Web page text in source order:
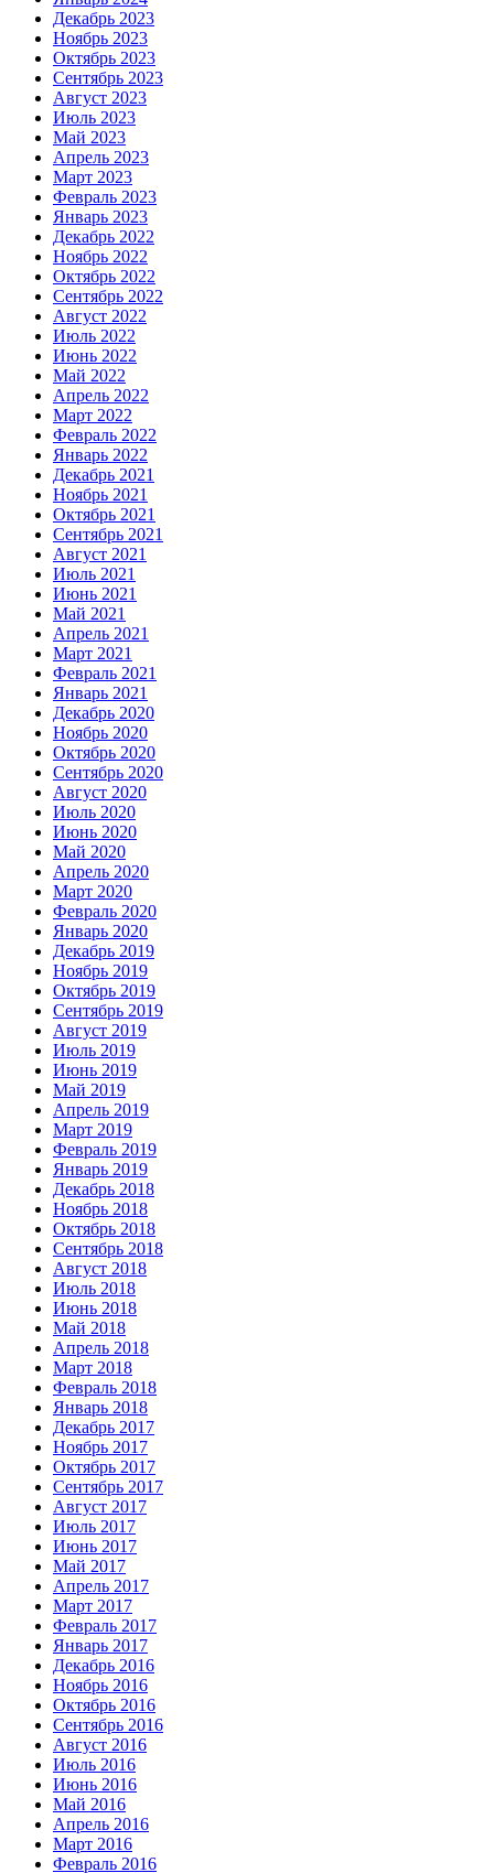
Декабрь 2023
Ноябрь 2023
Октябрь 2023
Сентябрь 2023
Август 2023
Июль 2023
Май 2023
Апрель 2023
Март 2023
Февраль 2023
Январь 2023
Декабрь 2022
Ноябрь 2022
Октябрь 2022
Сентябрь 2022
Август 2022
Июль 2022
Июнь 2022
Май 2022
Апрель 2022
Март 2022
Февраль 2022
Январь 2022
Декабрь 2021
Ноябрь 2021
Октябрь 2021
Сентябрь 2021
Август 2021
Июль 2021
Июнь 2021
Май 2021
Апрель 2021
Март 2021
Февраль 2021
Январь 2021
Декабрь 2020
Ноябрь 2020
Октябрь 2020
Сентябрь 2020
Август 2020
Июль 2020
Июнь 2020
Май 2020
Апрель 2020
Март 2020
Февраль 2020
Январь 2020
Декабрь 2019
Ноябрь 2019
Октябрь 2019
Сентябрь 2019
Август 2019
Июль 2019
Июнь 2019
Май 2019
Апрель 2019
Март 2019
Февраль 2019
Январь 2019
Декабрь 2018
Ноябрь 2018
Октябрь 2018
Сентябрь 2018
Август 2018
Июль 2018
Июнь 2018
Май 2018
Апрель 2018
Март 2018
Февраль 2018
Январь 2018
Декабрь 2017
Ноябрь 2017
Октябрь 2017
Сентябрь 2017
Август 2017
Июль 2017
Июнь 2017
Май 2017
Апрель 2017
Март 2017
Февраль 2017
Январь 2017
Декабрь 2016
Ноябрь 2016
Октябрь 2016
Сентябрь 2016
Август 2016
Июль 2016
Июнь 2016
Май 2016
Апрель 2016
Март 2016
Февраль 2016